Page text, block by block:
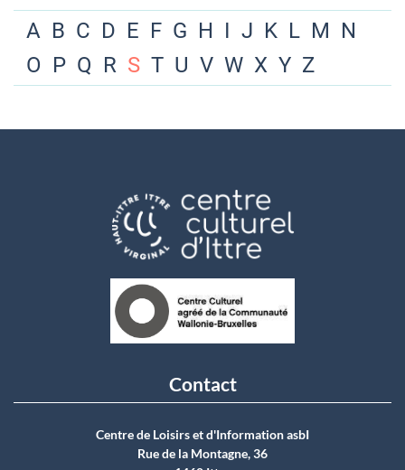
A B C D E F G H I J K L M N
O P Q R S T U V W X Y Z
Contact
Centre de Loisirs et d'Information asbI
Rue de la Montagne, 36